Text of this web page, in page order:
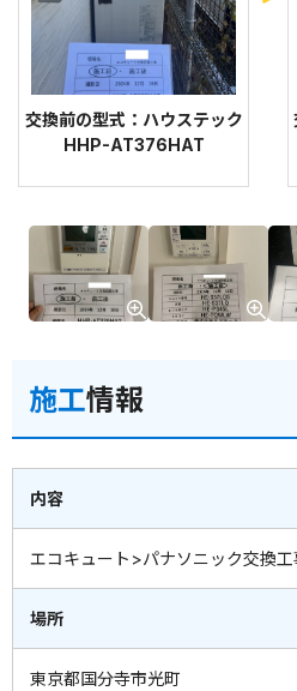
交換前の型式：ハウステック
HHP-AT376HAT
施工情報
内容
エコキュート>パナソニック交換工
場所
東京都国分寺市光町